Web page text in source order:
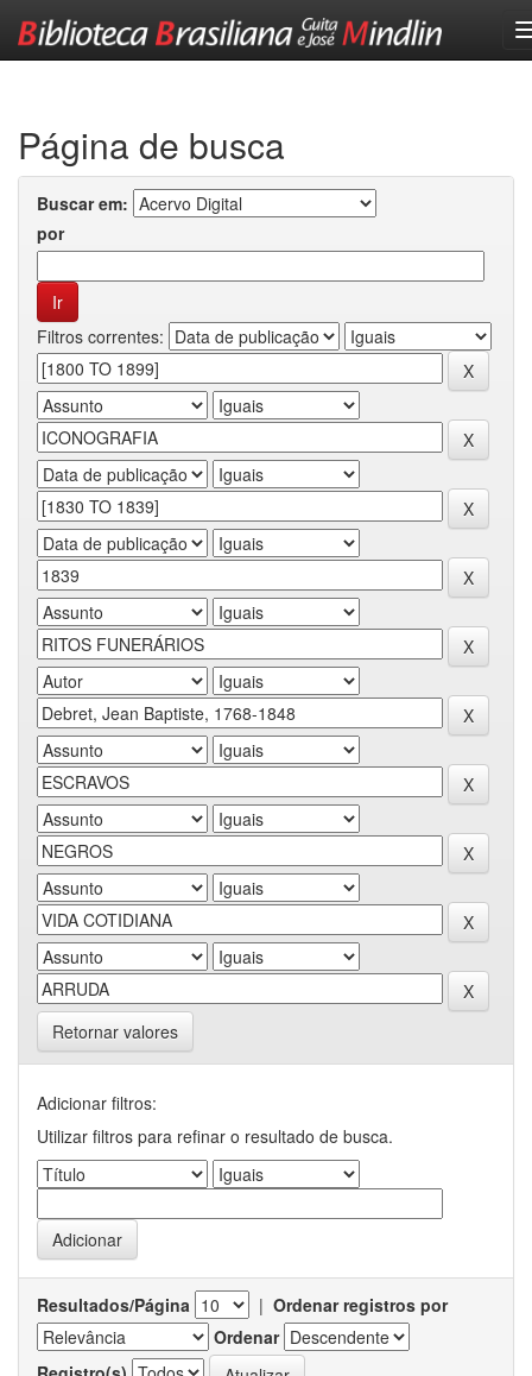
Página de busca
Buscar em:
por
Filtros correntes:
Retornar valores
Adicionar filtros:
Utilizar filtros para refinar o resultado de busca.
Resultados/Página | Ordenar registros por
Ordenar